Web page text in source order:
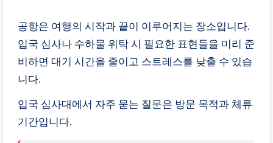
공항은 여행의 시작과 끝이 이루어지는 장소입니다.
입국 심사나 수하물 위탁 시 필요한 표현들을 미리 준
비하면 대기 시간을 줄이고 스트레스를 낮출 수 있습
니다.
입국 심사대에서 자주 묻는 질문은 방문 목적과 체류
기간입니다.